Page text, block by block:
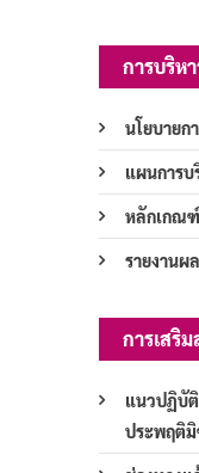
การบริห
นโยบายก
แผนการ
หลักเกณ
รายงานผ
การเสริ
แนวปฏิบัติ
ประพฤติ